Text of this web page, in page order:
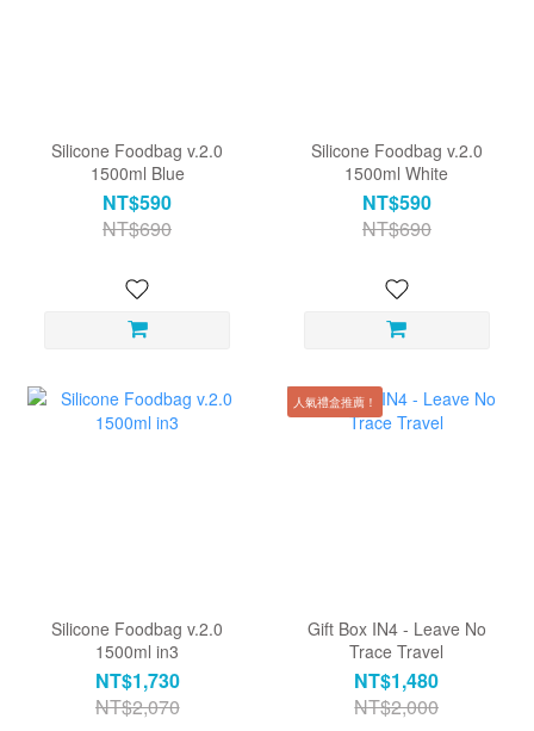
Silicone Foodbag v.2.0
1500ml Blue
NT$590
NT$690
Silicone Foodbag v.2.0
1500ml White
NT$590
NT$690
Silicone Foodbag v.2.0
1500ml in3
NT$1,730
NT$2,070
人氣禮盒推薦！
Gift Box IN4 - Leave No
Trace Travel
NT$1,480
NT$2,000